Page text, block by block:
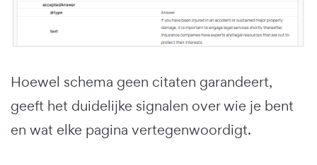
Hoewel schema geen citaten garandeert,
geeft het duidelijke signalen over wie je bent
en wat elke pagina vertegenwoordigt.